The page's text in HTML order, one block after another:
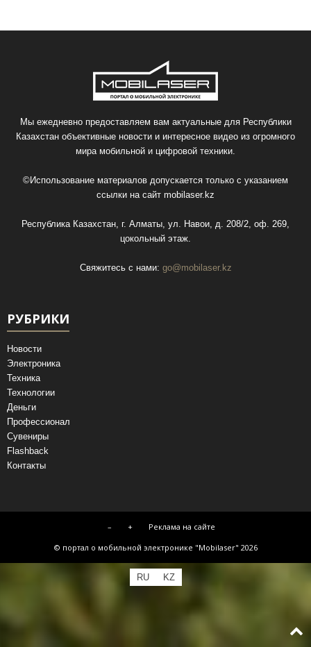
Мы ежедневно предоставляем вам актуальные для Республики
Казахстан объективные новости и интересное видео из огромного
мира мобильной и цифровой техники.
©Использование материалов допускается только с указанием
ссылки на сайт mobilaser.kz
Республика Казахстан, г. Алматы, ул. Навои, д. 208/2, оф. 269,
цокольный этаж.
Свяжитесь с нами: go@mobilaser.kz
РУБРИКИ
Новости
Электроника
Техника
Технологии
Деньги
Профессионал
Сувениры
Flashback
Контакты
– +
Реклама на сайте
© портал о мобильной электронике "Mobilaser" 2026
RU KZ